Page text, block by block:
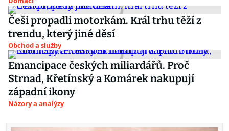
Češi propadli motorkám. Král trhu těží z
trendu, který jiné děsí
Obchod a služby
Emancipace českých miliardářů. Proč
Strnad, Křetínský a Komárek nakupují
západní ikony
Názory a analýzy